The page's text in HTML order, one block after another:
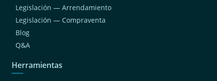
Legislación — Arrendamiento
Legislación — Compraventa
Blog
Q&A
Herramientas